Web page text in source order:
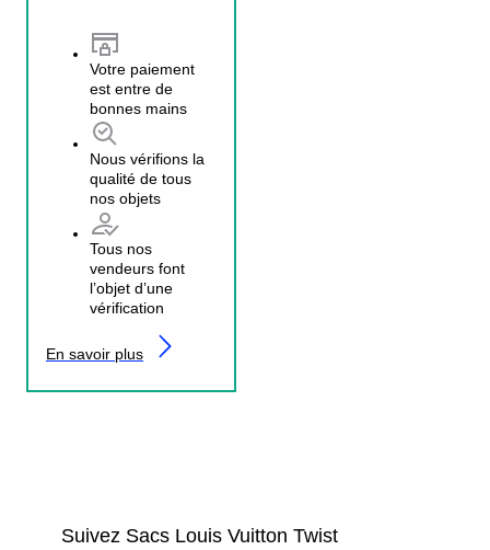
Votre paiement
est entre de
bonnes mains
Nous vérifions la
qualité de tous
nos objets
Tous nos
vendeurs font
l’objet d’une
vérification
En savoir plus
Suivez Sacs Louis Vuitton Twist